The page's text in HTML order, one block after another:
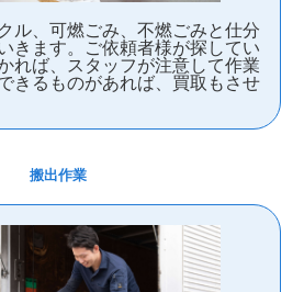
ル、可燃ごみ、不燃ごみと仕分
きます。ご依頼者様が探してい
れば、スタッフが注意して作業
きるものがあれば、買取もさせ
搬出作業